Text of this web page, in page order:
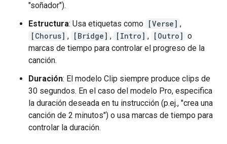
"soñador").
Estructura: Usa etiquetas como [Verse] ,
[Chorus] , [Bridge] , [Intro] , [Outro] o
marcas de tiempo para controlar el progreso de la
canción.
Duración: El modelo Clip siempre produce clips de
30 segundos. En el caso del modelo Pro, especifica
la duración deseada en tu instrucción (p.ej., "crea una
canción de 2 minutos") o usa marcas de tiempo para
controlar la duración.